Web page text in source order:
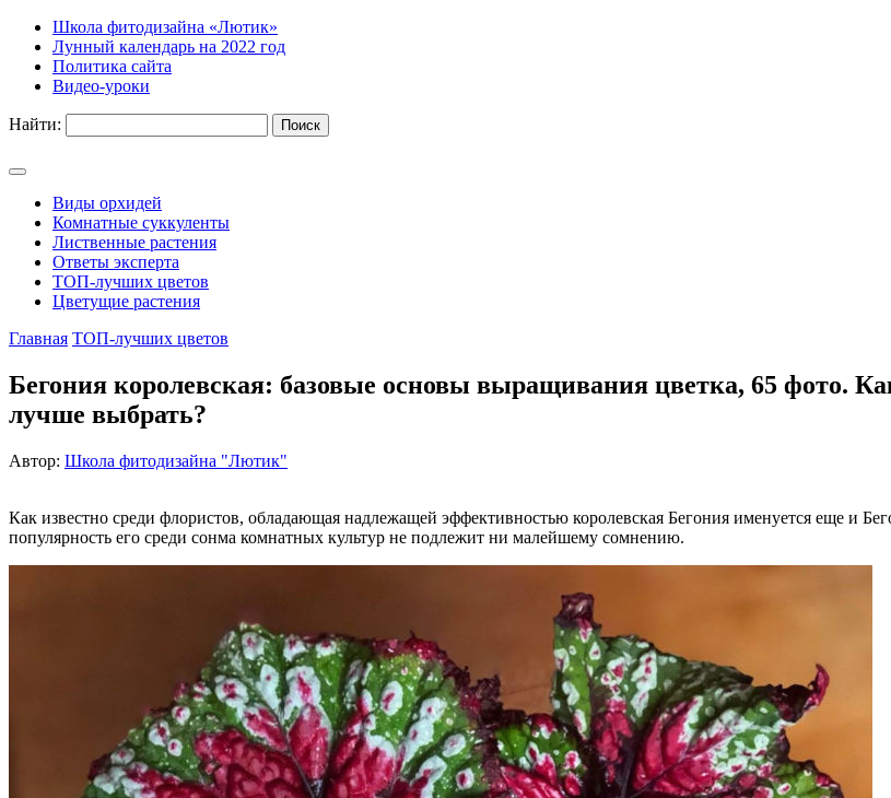
Школа фитодизайна «Лютик»
Лунный календарь на 2022 год
Политика сайта
Видео-уроки
Найти:
Виды орхидей
Комнатные суккуленты
Лиственные растения
Ответы эксперта
ТОП-лучших цветов
Цветущие растения
Главная ТОП-лучших цветов
Бегония королевская: базовые основы выращивания цветка, 65 фото.
лучше выбрать?
Автор: Школа фитодизайна "Лютик"
Как известно среди флористов, обладающая надлежащей эффективностью королевская Бегония именуется еще и
популярность его среди сонма комнатных культур не подлежит ни малейшему сомнению.